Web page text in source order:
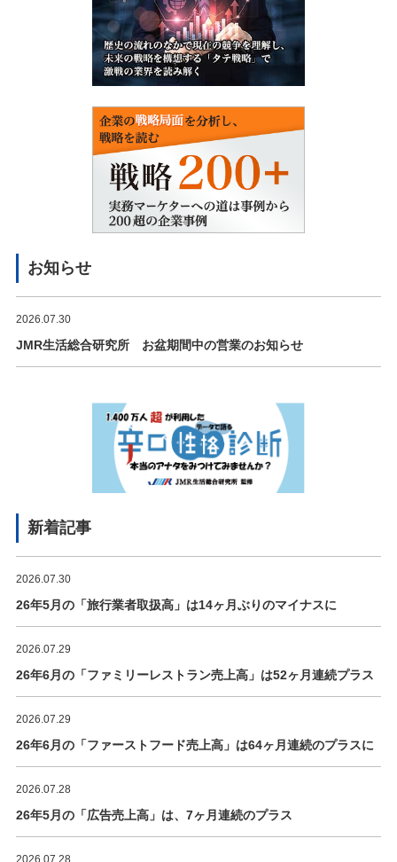
お知らせ
2026.07.30
JMR生活総合研究所 お盆期間中の営業のお知らせ
新着記事
2026.07.30
26年5月の「旅行業者取扱高」は14ヶ月ぶりのマイナスに
2026.07.29
26年6月の「ファミリーレストラン売上高」は52ヶ月連続プラス
2026.07.29
26年6月の「ファーストフード売上高」は64ヶ月連続のプラスに
2026.07.28
26年5月の「広告売上高」は、7ヶ月連続のプラス
2026.07.28